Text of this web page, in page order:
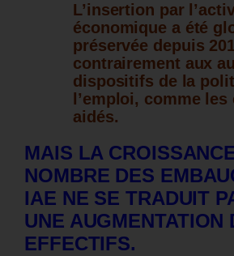
L’insertion par
économique a été
préservée depuis
contrairement aux
dispositifs de la
l’emploi, comme
aidés.
MAIS LA
NOMBRE DES
IAE NE SE TRADUIT
UNE AUGMENTATION
EFFECTIFS.